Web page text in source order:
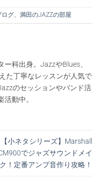
ログ、 満田のJAZZの部屋
ー科出身。JazzやBlues、
た丁寧なレッスンが人気で
のセッションやバンド活
動中。
【小ネタシリーズ】Marshall
でジャズサウンドメイ
ク！定番アンプ音作り攻略！